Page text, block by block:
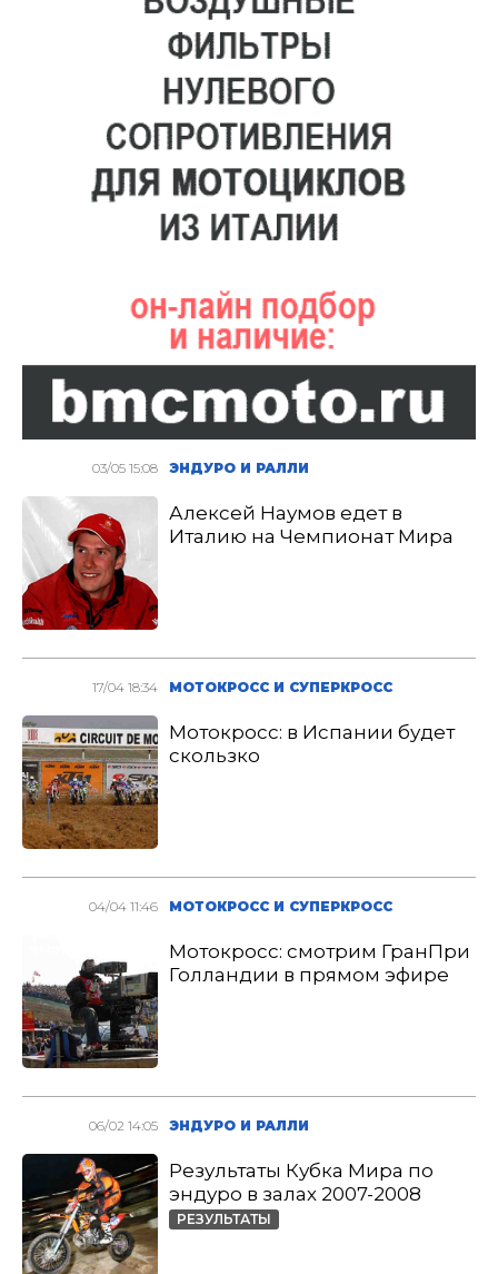
03/05 15:08 ЭНДУРО И РАЛЛИ
Алексей Наумов едет в
Италию на Чемпионат Мира
17/04 18:34 МОТОКРОСС И СУПЕРКРОСС
Мотокросс: в Испании будет
скользко
04/04 11:46 МОТОКРОСС И СУПЕРКРОСС
Мотокросс: смотрим ГранПри
Голландии в прямом эфире
06/02 14:05 ЭНДУРО И РАЛЛИ
Результаты Кубка Мира по
эндуро в залах 2007-2008
РЕЗУЛЬТАТЫ